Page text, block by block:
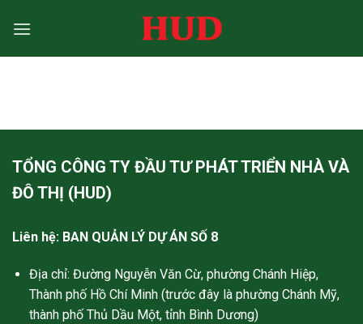
qua
TỔNG CÔNG TY ĐẦU TƯ PHÁT TRIỂN NHÀ VÀ
ĐÔ THỊ (HUD)
Liên hệ: BAN QUẢN LÝ DỰ ÁN SỐ 8
Địa chỉ: Đường Nguyễn Văn Cừ, phường Chánh Hiệp,
Thành phố Hồ Chí Minh (trước đây là phường Chánh Mỹ,
thành phố Thủ Dầu Một, tỉnh Bình Dương)